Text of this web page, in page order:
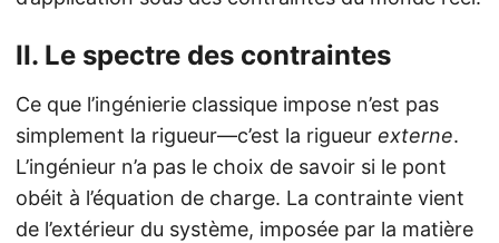
II. Le spectre des contraintes
Ce que l’ingénierie classique impose n’est pas
simplement la rigueur—c’est la rigueur externe.
L’ingénieur n’a pas le choix de savoir si le pont
obéit à l’équation de charge. La contrainte vient
de l’extérieur du système, imposée par la matière